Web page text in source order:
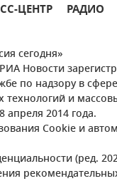
ЦЕНТР РАДИО
сегодня»
Новости
по надзору в
и
апреля 2014 года.
Cookie и
(ред.